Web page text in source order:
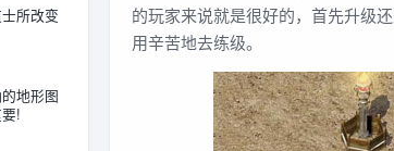
的玩家来说就是很好的，首先升级
用辛苦地去练级。
所改变
地形图
!